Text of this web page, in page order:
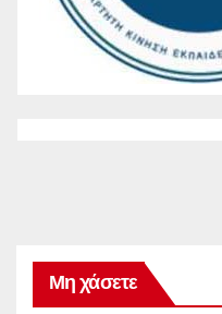
Μη χάσετε